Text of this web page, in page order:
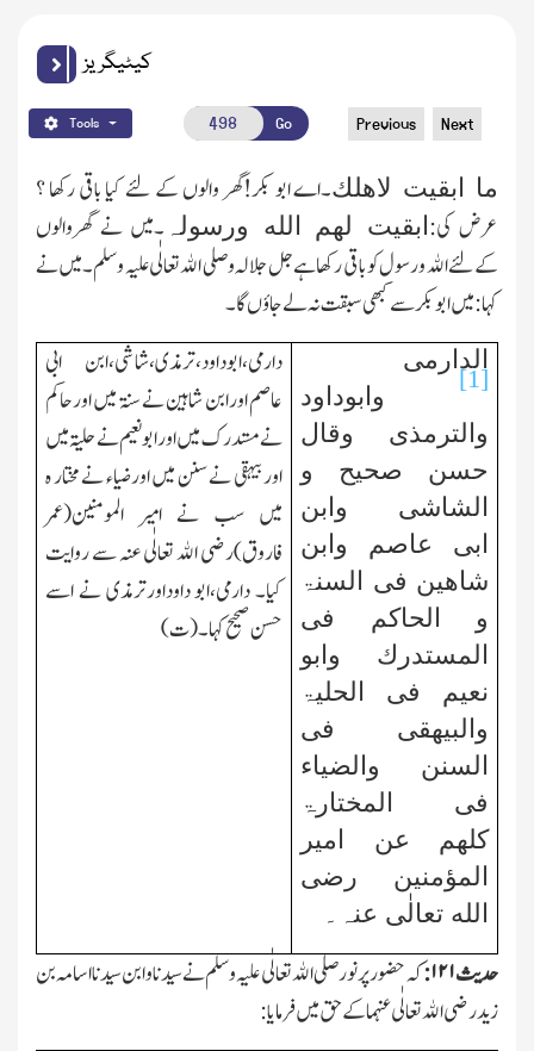
کیٹیگریز
Tools Go Previous Next
ما ابقیت لاھلك۔اے ابو بکر!گھر والوں کے لئے کیا باقی رکھا ؟
عرض کی: ابقیت لھم الله ورسولہ ۔میں نے گھروالوں
کےلئے الله ورسول کو باقی رکھا ہے جل جلالہ وصلی الله تعالٰی علیہ وسلم۔میں نے
کہا:میں ابو بکرسے کبھی سبقت نہ لے جاؤں گا۔
الدارمی
[1]
وابوداود
والترمذی وقال
حسن صحیح و
الشاشی وابن
ابی عاصم وابن
شاھین فی السنۃ
و الحاکم فی
المستدرك وابو
نعیم فی الحلیۃ
والبیھقی فی
السنن والضیاء
فی المختارۃ
کلھم عن امیر
المؤمنین رضی
الله تعالٰی عنہ۔
دارمی،ابوداود،ترمذی،شاشی،ابن ابی
عاصم اورابن شاہین نے سنۃ میں اورحاکم
نے مستدرك میں اورابو نعیم نے حلیۃ میں
اوربیہقی نے سنن میں اورضیاء نے مختار ہ
میں سب نے امیر المومنین(عمر
فاروق)رضی الله تعالٰی عنہ سے روایت
کیا۔ دارمی،ابو داوداورترمذی نے اسے
حسن صحیح کہا۔(ت)
حدیث۱۲۱:کہ حضور پرنور صلی الله تعالٰی علیہ وسلم نے سیدنا وابن سیدنا اسامہ بن
زید رضی الله تعالٰی عنہما کے حق میں فرمایا: